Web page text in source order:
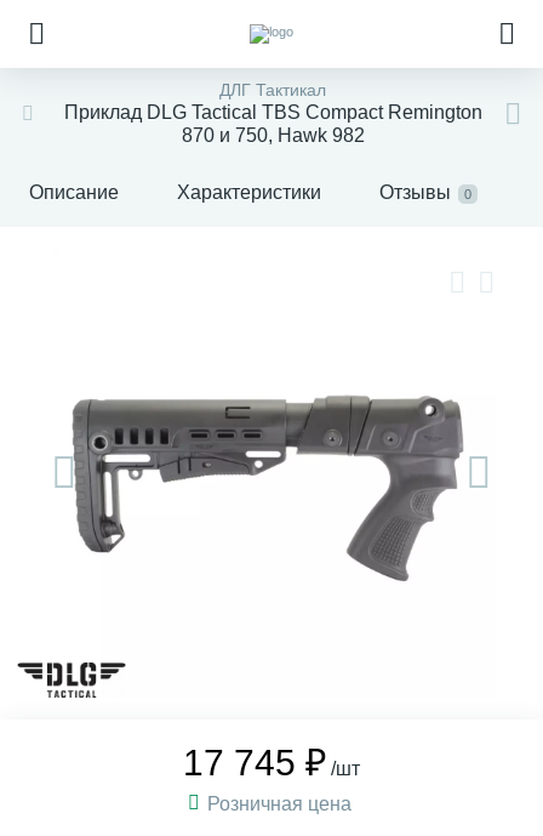
ДЛГ Тактикал
Приклад DLG Tactical TBS Compact Remington
870 и 750, Hawk 982
Описание Характеристики Отзывы 0
17 745 ₽ /шт
Розничная цена